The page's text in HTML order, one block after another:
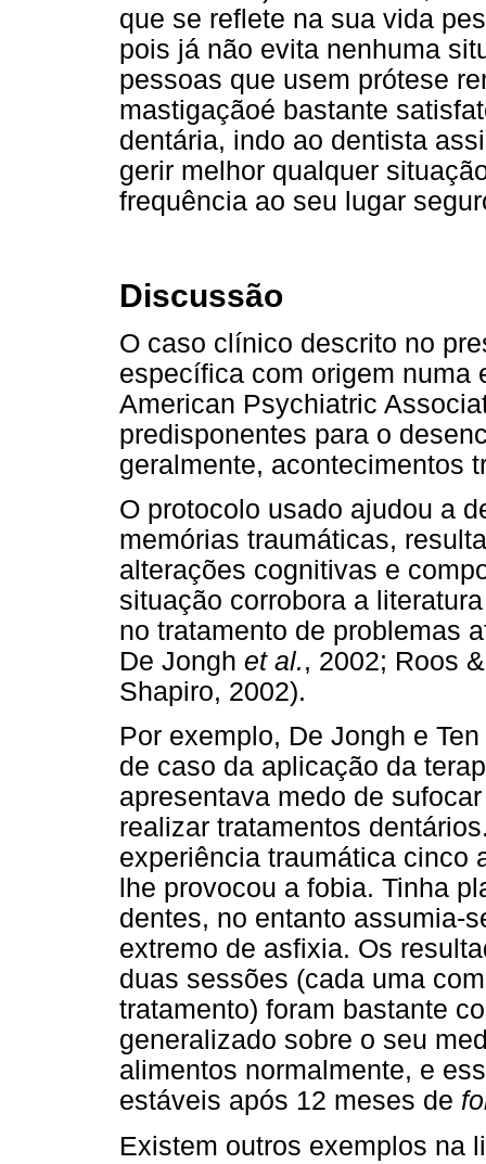
que se reflete na sua vida
pois já não evita nenhuma
pessoas que usem prótese
mastigaçãoé bastante
dentária, indo ao dentista
gerir melhor qualquer
frequência ao seu lugar
Discussão
O caso clínico descrito no
específica com origem numa
American Psychiatric
predisponentes para o
geralmente, acontecimentos
O protocolo usado ajudou a
memórias traumáticas,
alterações cognitivas e
situação corrobora a
no tratamento de problemas
De Jongh et al., 2002; Roos
Shapiro, 2002).
Por exemplo, De Jongh e
de caso da aplicação da
apresentava medo de
realizar tratamentos
experiência traumática cinco
lhe provocou a fobia. Tinha
dentes, no entanto assumia-
extremo de asfixia. Os
duas sessões (cada uma
tratamento) foram bastante
generalizado sobre o seu
alimentos normalmente, e
estáveis após 12 meses de
Existem outros exemplos na